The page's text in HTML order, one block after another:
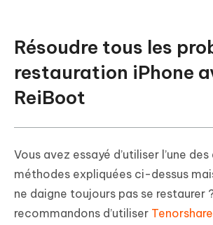
Résoudre tous les
restauration iPhone
ReiBoot
Vous avez essayé d’utiliser l’une
méthodes expliquées ci-dessus
ne daigne toujours pas se restaurer
recommandons d’utiliser